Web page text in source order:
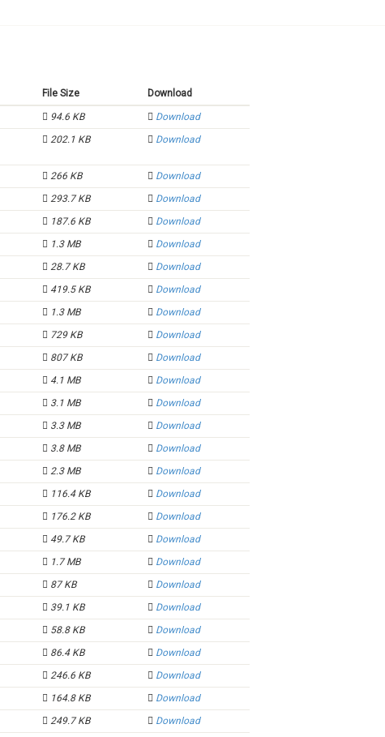
File Size Download
94.6 KB
Download
202.1 KB Download
266 KB Download
293.7 KB Download
187.6 KB Download
1.3 MB Download
28.7 KB Download
419.5 KB Download
1.3 MB Download
729 KB Download
807 KB Download
4.1 MB Download
3.1 MB Download
3.3 MB Download
3.8 MB Download
2.3 MB Download
116.4 KB Download
176.2 KB Download
49.7 KB Download
1.7 MB Download
87 KB Download
39.1 KB Download
58.8 KB Download
86.4 KB Download
246.6 KB Download
164.8 KB Download
249.7 KB Download